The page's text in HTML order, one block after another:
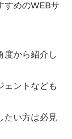
すめのWEBサ
度から紹介し
ェントなども
たい方は必見